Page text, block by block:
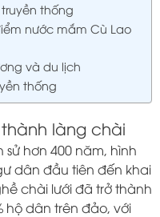
thống
nước mắm Cù Lao
và du lịch
thống
làng chài
hơn 400 năm, hình
dân đầu tiên đến khai
chài lưới đã trở thành
hộ dân trên đảo, với